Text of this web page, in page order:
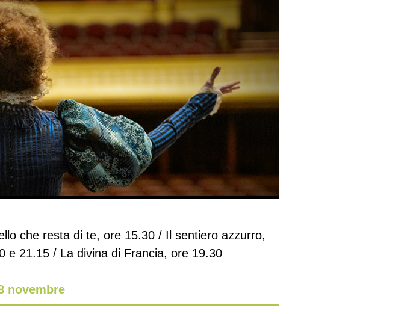
che resta di te, ore 15.30 / Il sentiero azzurro,
e 21.15 / La divina di Francia, ore 19.30
novembre